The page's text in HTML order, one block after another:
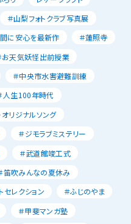
＃山梨フォトクラブ写真展
に安心を最新作
＃蓮照寺
お天気妖怪出前授業
＃中央市水害避難訓練
人生100年時代
リジナルソング
＃ジモラブミステリー
＃武道館竣工式
笛吹みんなの夏休み
セレクション
＃ふじのやま
＃甲斐マンガ塾